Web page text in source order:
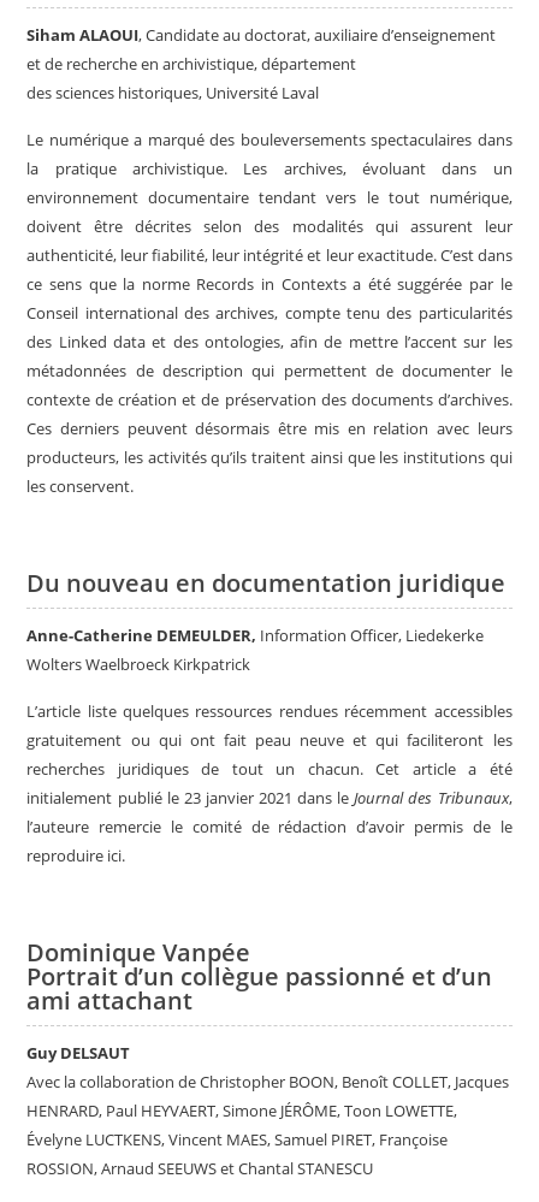
Siham ALAOUI, Candidate au doctorat, auxiliaire d’enseignement
et de recherche en archivistique, département
des sciences historiques, Université Laval
Le numérique a marqué des bouleversements spectaculaires dans
la pratique archivistique. Les archives, évoluant dans un
environnement documentaire tendant vers le tout numérique,
doivent être décrites selon des modalités qui assurent leur
authenticité, leur fiabilité, leur intégrité et leur exactitude. C’est dans
ce sens que la norme Records in Contexts a été suggérée par le
Conseil international des archives, compte tenu des particularités
des Linked data et des ontologies, afin de mettre l’accent sur les
métadonnées de description qui permettent de documenter le
contexte de création et de préservation des documents d’archives.
Ces derniers peuvent désormais être mis en relation avec leurs
producteurs, les activités qu’ils traitent ainsi que les institutions qui
les conservent.
Du nouveau en documentation juridique
Anne-Catherine DEMEULDER, Information Officer, Liedekerke
Wolters Waelbroeck Kirkpatrick
L’article liste quelques ressources rendues récemment accessibles
gratuitement ou qui ont fait peau neuve et qui faciliteront les
recherches juridiques de tout un chacun. Cet article a été
initialement publié le 23 janvier 2021 dans leJournal des Tribunaux,
l’auteure remercie le comité de rédaction d’avoir permis de le
reproduire ici.
Dominique Vanpée
Portrait d’un collègue passionné et d’un
ami attachant
Guy DELSAUT
Avec la collaboration de Christopher BOON, Benoît COLLET, Jacques
HENRARD, Paul HEYVAERT, Simone JÉRÔME, Toon LOWETTE,
Évelyne LUCTKENS, Vincent MAES, Samuel PIRET, Françoise
ROSSION, Arnaud SEEUWS et Chantal STANESCU